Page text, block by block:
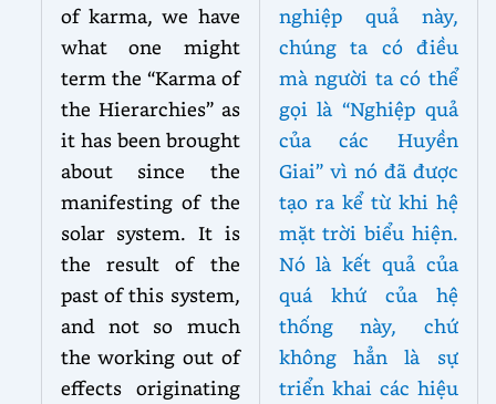
of karma, we have
what one might
term the “Karma of
the Hierarchies” as
it has been brought
about since the
manifesting of the
solar system. It is
the result of the
past of this system,
and not so much
the working out of
effects originating
nghiệp quả này,
chúng ta có điều
mà người ta có thể
gọi là “Nghiệp quả
của các Huyền
Giai” vì nó đã được
tạo ra kể từ khi hệ
mặt trời biểu hiện.
Nó là kết quả của
quá khứ của hệ
thống này, chứ
không hẳn là sự
triển khai các hiệu